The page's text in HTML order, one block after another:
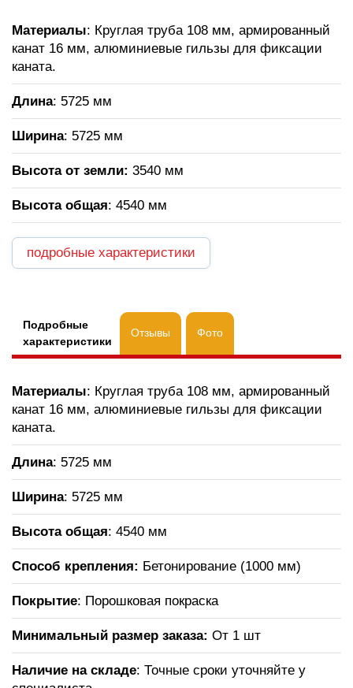
Материалы: Круглая труба 108 мм, армированный
канат 16 мм, алюминиевые гильзы для фиксации
каната.
Длина: 5725 мм
Ширина: 5725 мм
Высота от земли: 3540 мм
Высота общая: 4540 мм
подробные характеристики
Подробные
характеристики
Отзывы Фото
Материалы: Круглая труба 108 мм, армированный
канат 16 мм, алюминиевые гильзы для фиксации
каната.
Длина: 5725 мм
Ширина: 5725 мм
Высота общая: 4540 мм
Способ крепления: Бетонирование (1000 мм)
Покрытие: Порошковая покраска
Минимальный размер заказа: От 1 шт
Наличие на складе: Точные сроки уточняйте у